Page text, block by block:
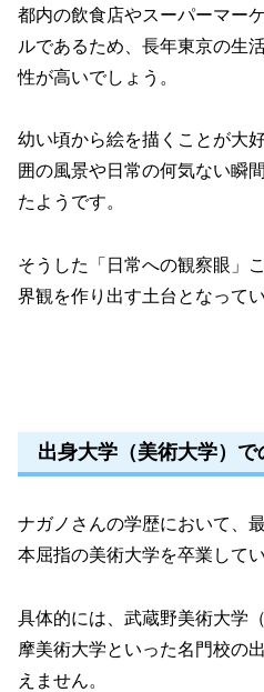
都内の飲食店やスーパーマー
ルであるため、長年東京の生
性が高いでしょう。
幼い頃から絵を描くことが大
囲の風景や日常の何気ない瞬
たようです。
そうした「日常への観察眼」
界観を作り出す土台となって
出身大学（美術大学）
ナガノさんの学歴において、
本屈指の美術大学を卒業して
具体的には、武蔵野美術大学
摩美術大学といった名門校の
えません。